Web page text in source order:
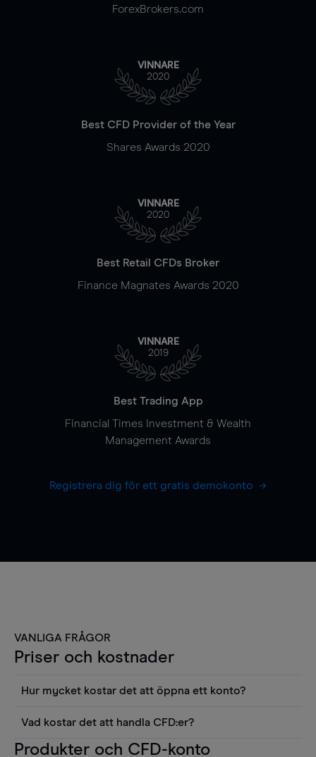
ForexBrokers.com
VINNARE
2020
Best CFD Provider of the Year
Shares Awards 2020
VINNARE
2020
Best Retail CFDs Broker
Finance Magnates Awards 2020
VINNARE
2019
Best Trading App
Financial Times Investment & Wealth
Management Awards
Registrera dig för ett gratis demokonto
VANLIGA FRÅGOR
Priser och kostnader
Hur mycket kostar det att öppna ett konto?
använda sådana verktyg som diagram, Reuters
Vad kostar det att handla CFD:er?
Det är en rad kostnader att tänka på när man
Produkter och CFD-konto